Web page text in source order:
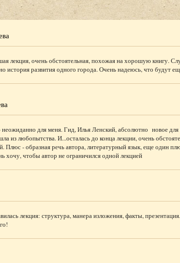
лекция, очень обстоятельная, похожая на хорошую книгу.
история развития одного города. Очень надеюсь, что будут
для меня. Гид, Илья Ленский, абсолютно новое
из любопытства. И...осталась до конца лекции, очень
Плюс - образная речь автора, литературный язык, еще один
хочу, чтобы автор не ограничился одной лекцией
лекция: структура, манера изложения, факты,